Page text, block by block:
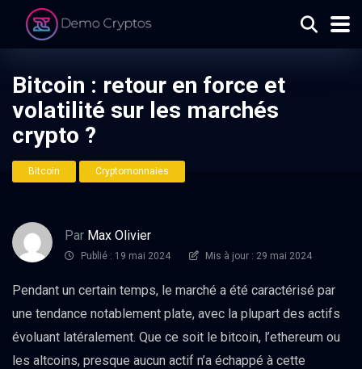
Bitcoin : retour en force et
volatilité sur les marchés
crypto ?
Bitcoin Cryptomonnaies
Par Max Olivier
Publié : 19 mai 2024 Mis à jour : 29 mai 2024
Pendant un certain temps, le marché a été caractérisé par
une tendance notablement plate, avec la plupart des actifs
évoluant latéralement. Que ce soit le bitcoin, l’ethereum ou
les altcoins, presque aucun actif n’a échappé à cette